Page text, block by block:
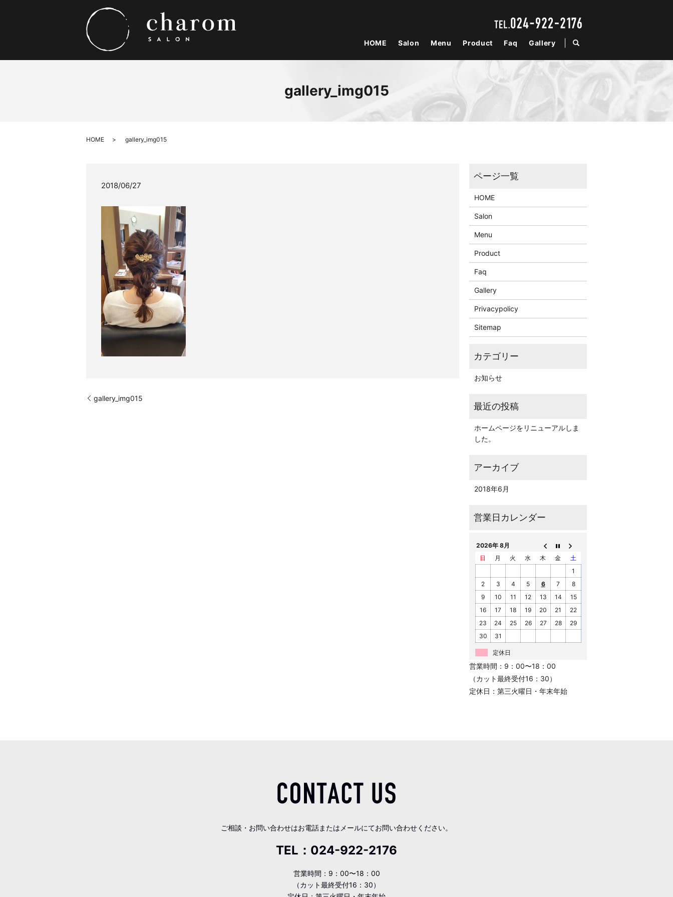
HOME Salon Menu Product Faq Gallery search
gallery_img015
HOME gallery_img015
2018/06/27
gallery_img015
HOME
Salon
Menu
Product
Faq
Gallery
Privacypolicy
Sitemap
お知らせ
ホームページをリニューアルしま
した。
2018年6月
2026年 8月
日
月 火 水 木 金
土
1
2
3 4 5 6 7
8
9
10 11 12 13 14
15
16
17 18 19 20 21
22
23
24 25 26 27 28
29
30
31
定休日
営業時間：9：00〜18：00
（カット最終受付16：30）
定休日：第三火曜日・年末年始
ご相談・お問い合わせはお電話またはメールにてお問い合わせください。
TEL： 024-922-2176
営業時間：9：00〜18：00
（カット最終受付16：30）